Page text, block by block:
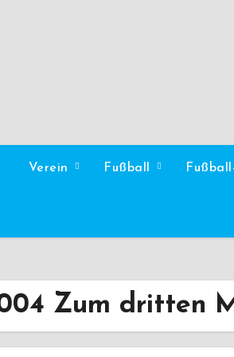
Verein Fußball
Zum dritten